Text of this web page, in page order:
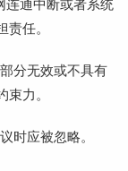
连通中断或者系统
任。
分无效或不具有
力。
时应被忽略。